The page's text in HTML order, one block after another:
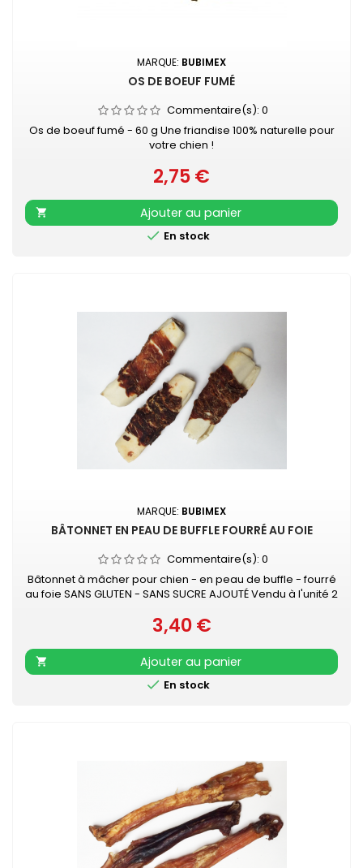
MARQUE: BUBIMEX
OS DE BOEUF FUMÉ
Commentaire(s): 0
Os de boeuf fumé - 60 g Une friandise 100% naturelle pour
votre chien !
Prix
2,75 €

Ajouter au panier
 En stock
MARQUE: BUBIMEX
BÂTONNET EN PEAU DE BUFFLE FOURRÉ AU FOIE
Commentaire(s): 0
Bâtonnet à mâcher pour chien - en peau de buffle - fourré
au foie SANS GLUTEN - SANS SUCRE AJOUTÉ Vendu à l'unité 2
Prix
3,40 €

Ajouter au panier
 En stock